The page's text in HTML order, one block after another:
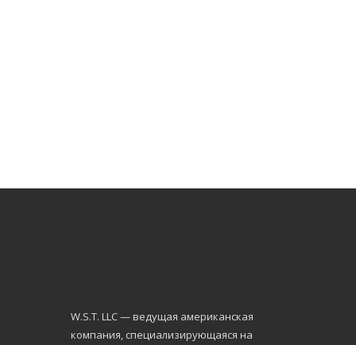
W.S.Т. LLC — ведущая американская
компания, специализирующаяся на